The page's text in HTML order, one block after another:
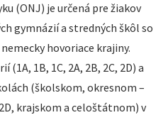
(ONJ) je určená pre žiakov
gymnázií a stredných škôl so
hovoriace krajiny.
(1A, 1B, 1C, 2A, 2B, 2C, 2D) a
(školskom, okresnom –
krajskom a celoštátnom) v